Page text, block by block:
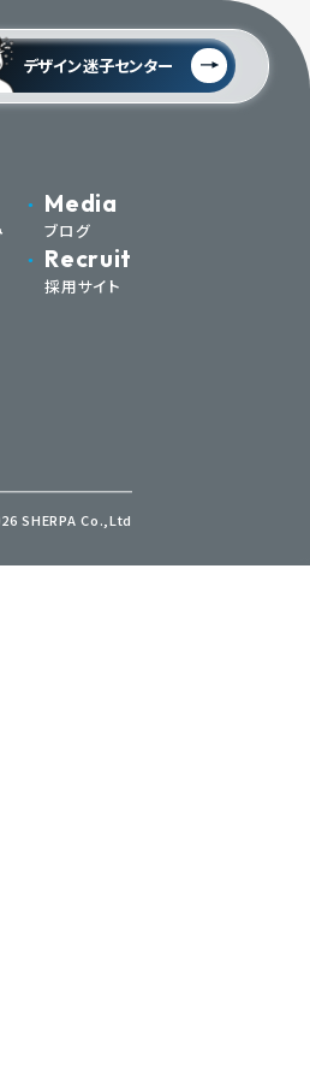
デザイン迷子センター
Media
ブログ
Recruit
採用サイト
SHERPA Co.,Ltd